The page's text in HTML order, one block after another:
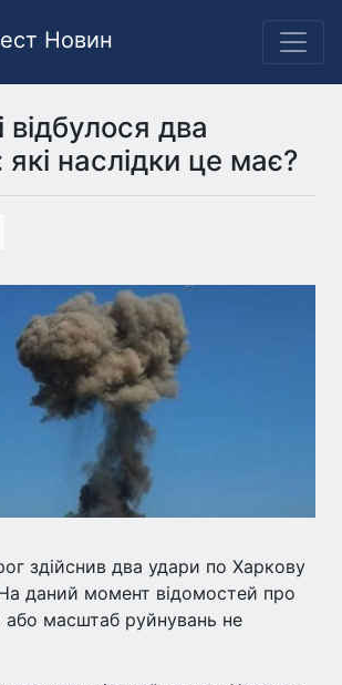
Новин
відбулося два
які наслідки це має?
здійснив два удари по Харкову
даний момент відомостей про
масштаб руйнувань не